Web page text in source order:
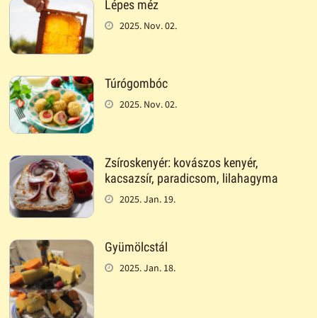
Lépes méz
2025. Nov. 02.
Túrógombóc
2025. Nov. 02.
Zsíroskenyér: kovászos kenyér,
kacsazsír, paradicsom, lilahagyma
2025. Jan. 19.
Gyümölcstál
2025. Jan. 18.